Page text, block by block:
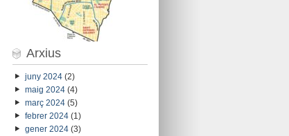
Arxius
juny 2024(2)
maig 2024(4)
març 2024(5)
febrer 2024(1)
gener 2024(3)